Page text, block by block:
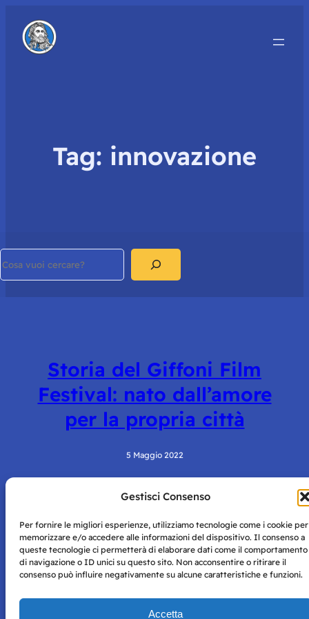
Gestisci Consenso
Per fornire le migliori esperienze, utilizziamo tecnologie come i cookie per
memorizzare e/o accedere alle informazioni del dispositivo. Il consenso a
queste tecnologie ci permetterà di elaborare dati come il comportamento
di navigazione o ID unici su questo sito. Non acconsentire o ritirare il
consenso può influire negativamente su alcune caratteristiche e funzioni.
Accetta
Tag: innovazione
Storia del Giffoni Film
Festival: nato dall’amore
per la propria città
5 Maggio 2022
Napoli con autorizzazione numero 38 del 25/9/2019.
Tutte le immagini e i contenuti su questo sito sono forniti